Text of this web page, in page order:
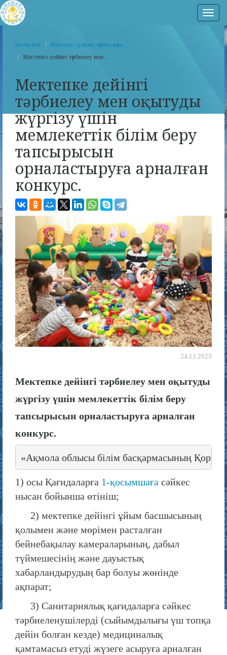
Басты бет
Мектепке дейінгі тәрбие және...
Мектепке дейінгі тәрбиелеу мен...
Мектепке дейінгі
тәрбиелеу мен оқытуды
жүргізу үшін
мемлекеттік білім беру
тапсырысын
орналастыруға арналған
конкурс.
24.11.2023
Мектепке дейінгі тәрбиелеу мен оқытуды
жүргізу үшін мемлекеттік білім беру
тапсырысын орналастыруға арналған
конкурс.
«Ақмола облысы білім басқармасының
1) осы Қағидаларға 1-қосымшаға сәйкес
нысан бойынша өтініш;
2) мектепке дейінгі ұйым басшысының
қолымен және мөрімен расталған
бейнебақылау камераларының, дабыл
түймешесінің және дауыстық
хабарландырудың бар болуы жөнінде
ақпарат;
3) Санитариялық қағидаларға сәйкес
тәрбиеленушілерді (сыйымдылығы үш топқа
дейін болған кезде) медициналық
қамтамасыз етуді жүзеге асыруға арналған